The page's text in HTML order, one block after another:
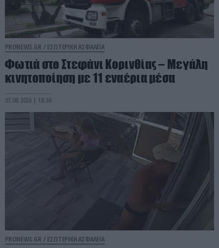
PRONEWS.GR / ΕΣΩΤΕΡΙΚΗ ΑΣΦΑΛΕΙΑ
Φωτιά στο Στεφάνι Κορινθίας – Μεγάλη
κινητοποίηση με 11 εναέρια μέσα
07.08.2026 | 18:36
PRONEWS.GR / ΕΣΩΤΕΡΙΚΗ ΑΣΦΑΛΕΙΑ